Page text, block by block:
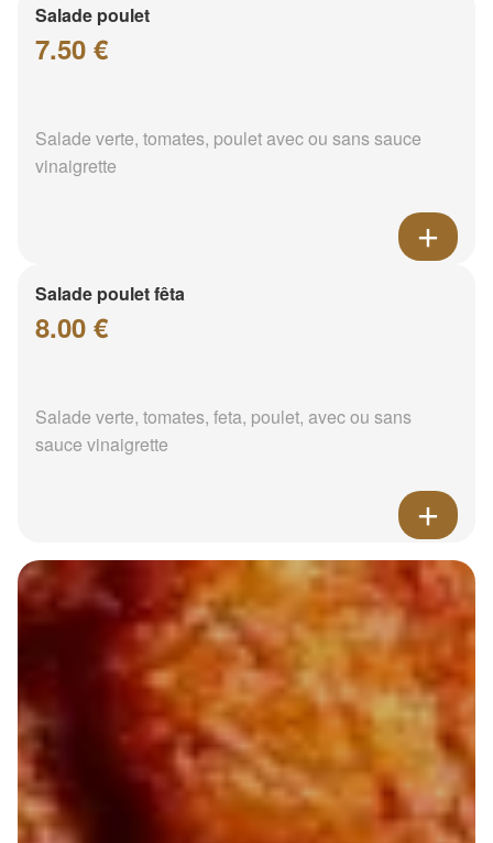
Salade poulet
7.50 €
Salade verte, tomates, poulet avec ou sans sauce
vinaigrette
Salade poulet fêta
8.00 €
Salade verte, tomates, feta, poulet, avec ou sans
sauce vinaigrette